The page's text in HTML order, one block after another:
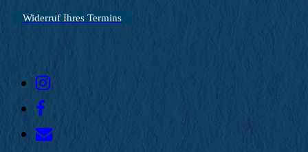
Widerruf Ihres Termins